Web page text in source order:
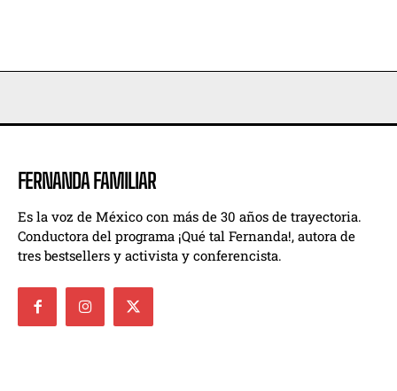
FERNANDA FAMILIAR
Es la voz de México con más de 30 años de trayectoria.
Conductora del programa ¡Qué tal Fernanda!, autora de
tres bestsellers y activista y conferencista.